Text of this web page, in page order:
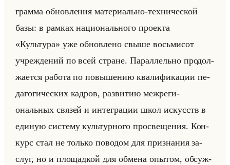
грам­ма об­нов­ле­ния ма­те­ри­ально-тех­ни­че­ской
базы: в рам­ках на­ци­онально­го про­ек­та
«Культура» уже об­нов­ле­но свыше восьми­сот
учре­жде­ний по всей стране. Па­рал­лельно про­дол­
жа­ет­ся ра­бо­та по по­вы­ше­нию ква­ли­фи­ка­ции пе­
да­го­ги­че­ских кад­ров, раз­ви­тию меж­ре­ги­
ональных свя­зей и ин­те­гра­ции школ ис­кусств в
еди­ную си­сте­му культур­но­го про­све­ще­ния. Кон­
курс стал не только по­во­дом для при­зна­ния за­
слуг, но и пло­щад­кой для об­ме­на опы­том, об­суж­